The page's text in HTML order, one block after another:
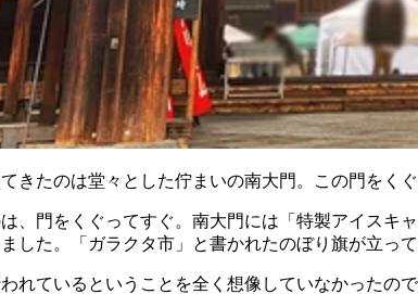
きたのは堂々とした佇まいの南大門。この門をく
、門をくぐってすぐ。南大門には「特製アイス
した。「ガラクタ市」と書かれたのぼり旗が立っ
れているということを全く想像していなかった